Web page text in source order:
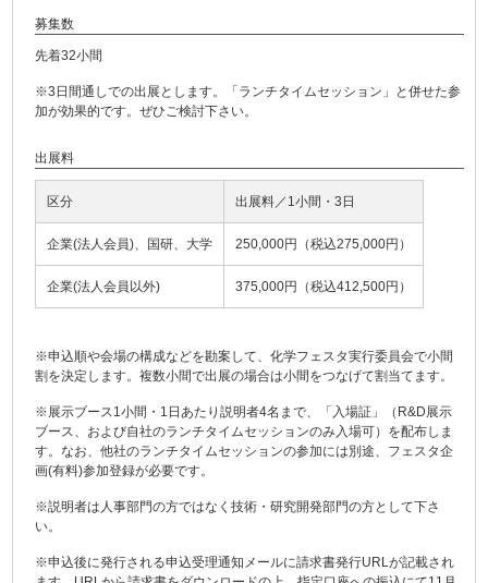
募集数
先着32小間
※3日間通しでの出展とします。「ランチタイムセッション」と併せた参
加が効果的です。ぜひご検討下さい。
出展料
区分 出展料／1小間・3日
企業(法人会員)、国研、大学 250,000円（税込275,000円）
企業(法人会員以外) 375,000円（税込412,500円）
※申込順や会場の構成などを勘案して、化学フェスタ実行委員会で小間
割を決定します。複数小間で出展の場合は小間をつなげて割当てます。
※展示ブース1小間・1日あたり説明者4名まで、「入場証」（R&D展示
ブース、および自社のランチタイムセッションのみ入場可）を配布しま
す。なお、他社のランチタイムセッションの参加には別途、フェスタ企
画(有料)参加登録が必要です。
※説明者は人事部門の方ではなく技術・研究開発部門の方として下さ
い。
※申込後に発行される申込受理通知メールに請求書発行URLが記載され